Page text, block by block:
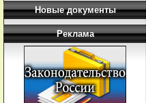
Новые документы
Реклама